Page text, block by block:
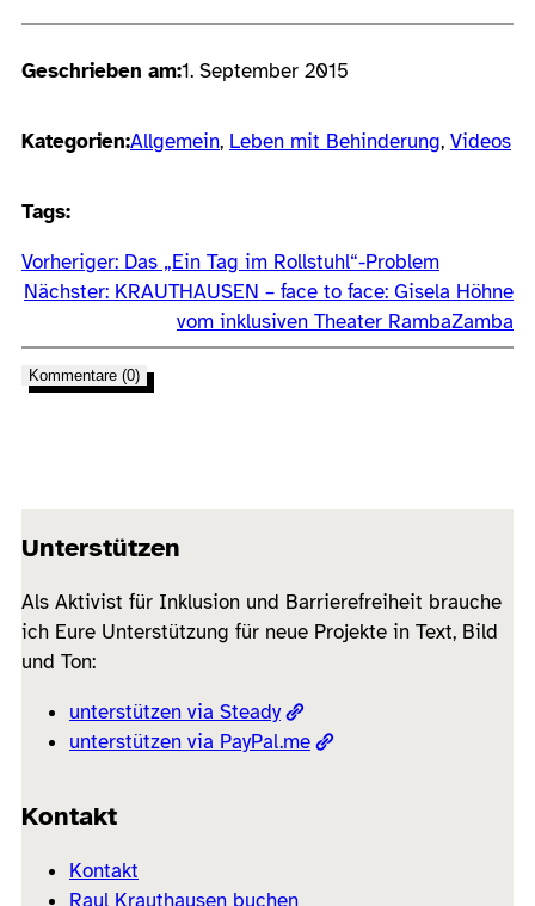
Geschrieben am:1. September 2015
Kategorien:Allgemein, Leben mit Behinderung, Videos
Tags:
Vorheriger: Das „Ein Tag im Rollstuhl“-Problem
Nächster: KRAUTHAUSEN – face to face: Gisela Höhne
vom inklusiven Theater RambaZamba
Kommentare (0)
Unterstützen
Als Aktivist für Inklusion und Barrierefreiheit brauche
ich Eure Unterstützung für neue Projekte in Text, Bild
und Ton:
unterstützen via Steady
unterstützen via PayPal.me
Kontakt
Kontakt
Raul Krauthausen buchen